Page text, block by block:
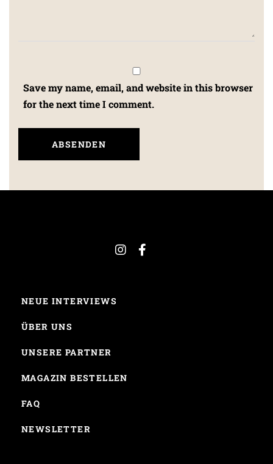
Save my name, email, and website in this browser
for the next time I comment.
NEUE INTERVIEWS
ÜBER UNS
UNSERE PARTNER
MAGAZIN BESTELLEN
FAQ
NEWSLETTER